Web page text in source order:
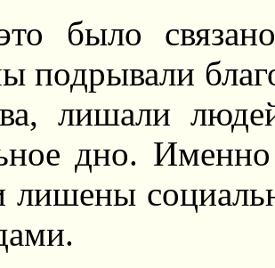
было
подрывали
лишали
дно.
лишены